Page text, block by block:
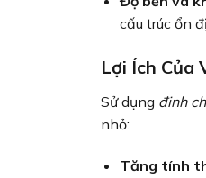
cấu trúc ổn
Lợi Ích Của
Sử dụng đinh
nhỏ:
Tăng tính